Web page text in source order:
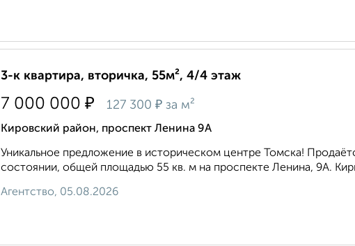
3-к квартира, вторичка, 55м², 4/4 этаж
7 000 000 ₽ 127 300 ₽ за м²
Кировский район, проспект Ленина 9А
Уникальное предложение в историческом центре Томска!
состоянии, общей площадью 55 кв. м на проспекте Ленина, 9А.
Агентство, 05.08.2026